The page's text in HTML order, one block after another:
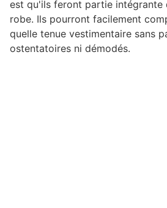
est qu'ils feront partie intégrante
robe. Ils pourront facilement
quelle tenue vestimentaire sans
ostentatoires ni démodés.